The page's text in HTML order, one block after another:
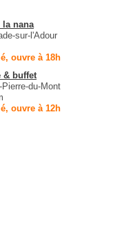
la nana
sur-l'Adour
ouvre à 18h
& buffet
du-Mont
ouvre à 12h